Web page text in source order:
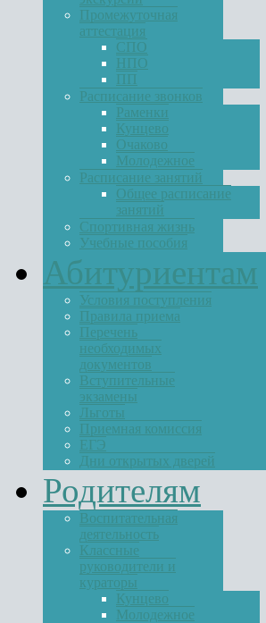
Промежуточная
аттестация
СПО
НПО
ПП
Расписание звонков
Раменки
Кунцево
Очаково
Молодежное
Расписание занятий
Общее расписание
занятий
Спортивная жизнь
Учебные пособия
Абитуриентам
Условия поступления
Правила приема
Перечень
необходимых
документов
Вступительные
экзамены
Льготы
Приемная комиссия
ЕГЭ
Дни открытых дверей
Родителям
Воспитательная
деятельность
Классные
руководители и
кураторы
Кунцево
Молодежное